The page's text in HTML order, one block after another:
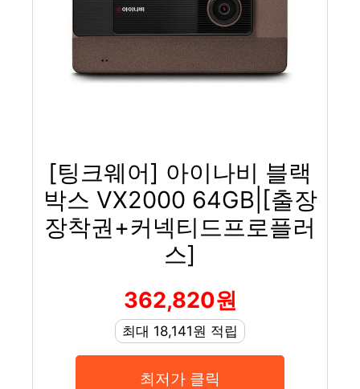
[팅크웨어] 아이나비 블랙
박스 VX2000 64GB|[출장
장착권+커넥티드프로플러
스]
362,820원
최대 18,141원 적립
최저가 클릭